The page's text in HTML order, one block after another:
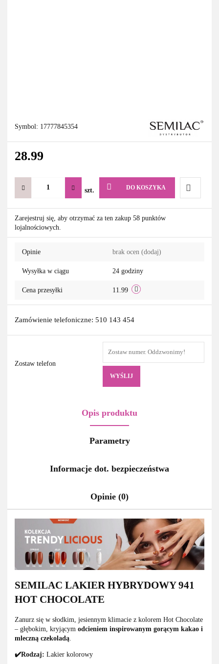
Symbol: 17777845354
28.99
szt. DO KOSZYKA
Do
Zarejestruj się, aby otrzymać za ten zakup 58 punktów
lojalnościowych.
Opinie brak ocen (dodaj)
Wysyłka w ciągu 24 godziny
Cena przesyłki 11.99
Zamówienie telefoniczne: 510 143 454
Zostaw telefon
WYŚLIJ
Opis produktu
Parametry
Informacje dot. bezpieczeństwa
Opinie (0)
SEMILAC LAKIER HYBRYDOWY 941
HOT CHOCOLATE
Zanurz się w słodkim, jesiennym klimacie z kolorem Hot Chocolate
– głębokim, kryjącym odcieniem inspirowanym gorącym kakao i
mleczną czekoladą.
✔️Rodzaj: Lakier kolorowy